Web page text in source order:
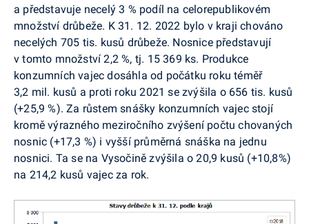
a představuje necelý 3 % podíl na celorepublikovém
množství drůbeže. K 31. 12. 2022 bylo v kraji chováno
necelých 705 tis. kusů drůbeže. Nosnice představují
v tomto množství 2,2 %, tj. 15 369 ks. Produkce
konzumních vajec dosáhla od počátku roku téměř
3,2 mil. kusů a proti roku 2021 se zvýšila o 656 tis. kusů
(+25,9 %). Za růstem snášky konzumních vajec stojí
kromě výrazného meziročního zvýšení počtu chovaných
nosnic (+17,3 %) i vyšší průměrná snáška na jednu
nosnici. Ta se na Vysočině zvýšila o 20,9 kusů (+10,8%)
na 214,2 kusů vajec za rok.